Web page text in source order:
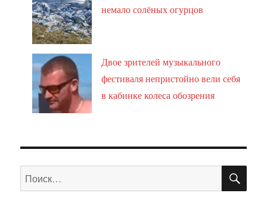
немало солёных огурцов
Двое зрителей музыкального
фестиваля непристойно вели себя
в кабинке колеса обозрения
Искать: